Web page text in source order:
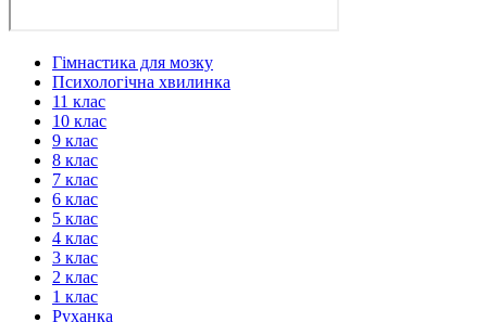
Гімнастика для мозку
Психологічна хвилинка
11 клас
10 клас
9 клас
8 клас
7 клас
6 клас
5 клас
4 клас
3 клас
2 клас
1 клас
Руханка